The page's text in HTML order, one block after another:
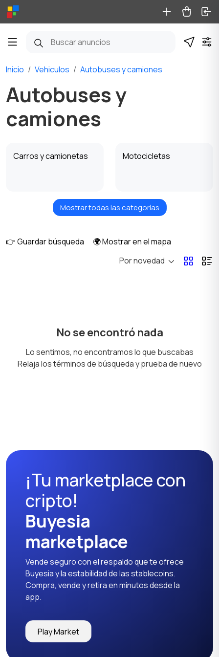
Inicio Vehiculos Autobuses y camiones
Autobuses y
camiones
Carros y camionetas Motocicletas
Maquinaria pesada Autobuses y camiones
Mostrar todas las categorías
👉 Guardar búsqueda
🌍 Mostrar en el mapa
Por novedad
No se encontró nada
Lo sentimos, no encontramos lo que buscabas
Relaja los términos de búsqueda y prueba de nuevo
¡Tu marketplace con
cripto!
Buyesia
marketplace
Vende seguro con el respaldo que te ofrece
Buyesia y la estabilidad de las stablecoins.
Compra, vende y retira en minutos desde la
app.
Play Market